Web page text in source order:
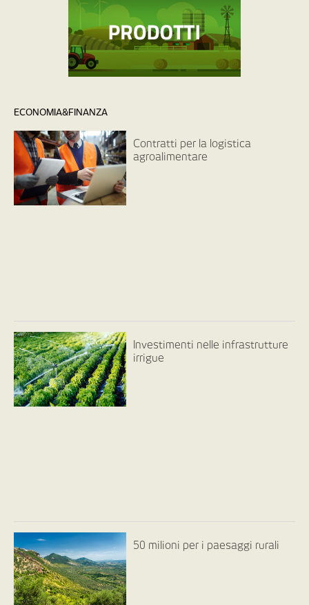
ECONOMIA&FINANZA
Contratti per la logistica
agroalimentare
Investimenti nelle infrastrutture
irrigue
50 milioni per i paesaggi rurali